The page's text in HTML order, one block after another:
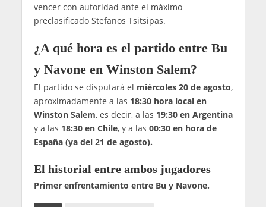
vencer con autoridad ante el máximo
preclasificado Stefanos Tsitsipas.
¿A qué hora es el partido entre Bu
y Navone en Winston Salem?
El partido se disputará el miércoles 20 de agosto,
aproximadamente a las 18:30 hora local en
Winston Salem, es decir, a las 19:30 en Argentina
y a las 18:30 en Chile, y a las 00:30 en hora de
España (ya del 21 de agosto).
El historial entre ambos jugadores
Primer enfrentamiento entre Bu y Navone.